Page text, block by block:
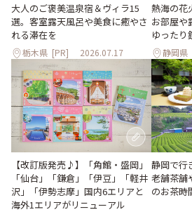
大人のご褒美温泉宿＆ヴィラ15
選。客室露天風呂や美食に癒やさ
れる滞在を
栃木県 [PR] 2026.07.17
熱海の花
お部屋や
ゆったり
静岡県
【改訂版発売♪】「角館・盛岡」
「仙台」「鎌倉」「伊豆」「軽井
沢」「伊勢志摩」国内6エリアと
海外1エリアがリニューアル
静岡で行
老舗茶舗
のお茶時